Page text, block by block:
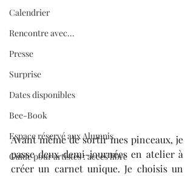
Calendrier
Rencontre avec...
Presse
Surprise
Dates disponibles
Bee-Book
Espace réservé aux Alumnis
Guide pour artistes : accès libre
Avant même de sortir mes pinceaux, je
passe deux demi-journées en atelier à
créer un carnet unique. Je choisis un